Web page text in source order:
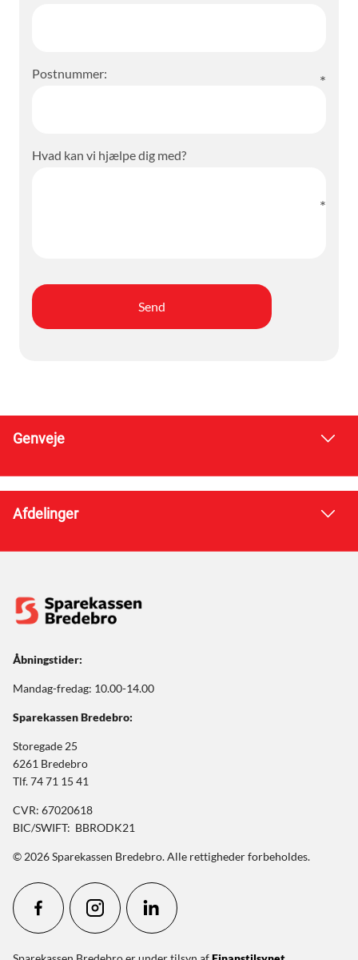
Postnummer:
Hvad kan vi hjælpe dig med?
Genveje
Afdelinger
Åbningstider:
Mandag-fredag: 10.00-14.00
Sparekassen Bredebro:
Storegade 25
6261 Bredebro
Tlf. 74 71 15 41
CVR: 67020618
BIC/SWIFT: BBRODK21
© 2026 Sparekassen Bredebro. Alle rettigheder forbeholdes.